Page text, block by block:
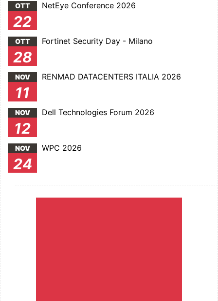
OTT
22
NetEye Conference 2026
OTT
28
Fortinet Security Day - Milano
NOV
11
RENMAD DATACENTERS ITALIA 2026
NOV
12
Dell Technologies Forum 2026
NOV
24
WPC 2026